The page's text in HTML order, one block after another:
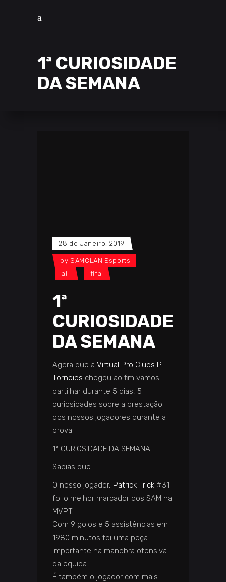
1ª CURIOSIDADE
DA SEMANA
28 de Janeiro, 2019
by SAMCLAN Esports
all
fifa
1ª
CURIOSIDADE
DA SEMANA
Agora que a Virtual Pro Clubs PT –
Torneios chegou ao fim vamos
partilhar durante 5 dias, 5
curiosidades sobre a prestação
dos nossos jogadores durante a
prova.
1ª CURIOSIDADE DA SEMANA:
Sabias que…
O nosso jogador, Patrick Trick #31
foi o melhor marcador dos SAM na
MVPT;
Com 9 golos e 5 assistências em
1980 minutos foi uma peça
importante na manobra ofensiva
da equipa
É também o jogador com mais